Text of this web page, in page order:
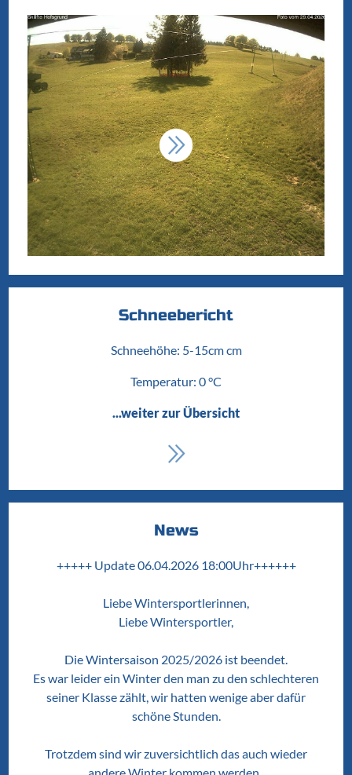
Schneebericht
Schneehöhe: 5-15cm cm
Temperatur: 0 °C
...weiter zur Übersicht
News
+++++ Update 06.04.2026 18:00Uhr++++++
Liebe Wintersportlerinnen,
Liebe Wintersportler,
Die Wintersaison 2025/2026 ist beendet.
Es war leider ein Winter den man zu den schlechteren
seiner Klasse zählt, wir hatten wenige aber dafür
schöne Stunden.
Trotzdem sind wir zuversichtlich das auch wieder
andere Winter kommen werden.